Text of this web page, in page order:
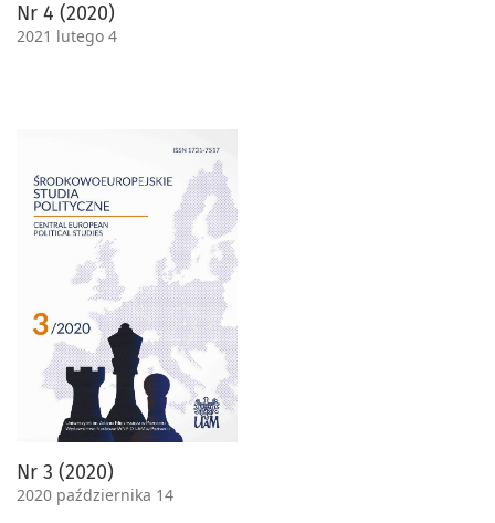
Nr 4 (2020)
2021 lutego 4
Nr 3 (2020)
2020 października 14